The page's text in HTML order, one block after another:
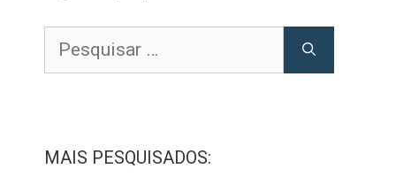
por:
MAIS PESQUISADOS: